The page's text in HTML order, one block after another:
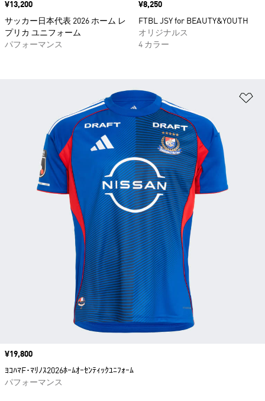
価格
¥13,200
サッカー日本代表 2026 ホーム レ
プリカ ユニフォーム
パフォーマンス
価格
¥8,250
FTBL JSY for BEAUTY&YOUTH
オリジナルス
4 カラー
価格
¥19,800
ﾖｺﾊﾏF･ﾏﾘﾉｽ2026ﾎｰﾑｵｰｾﾝﾃｨｯｸﾕﾆﾌｫｰﾑ
パフォーマンス